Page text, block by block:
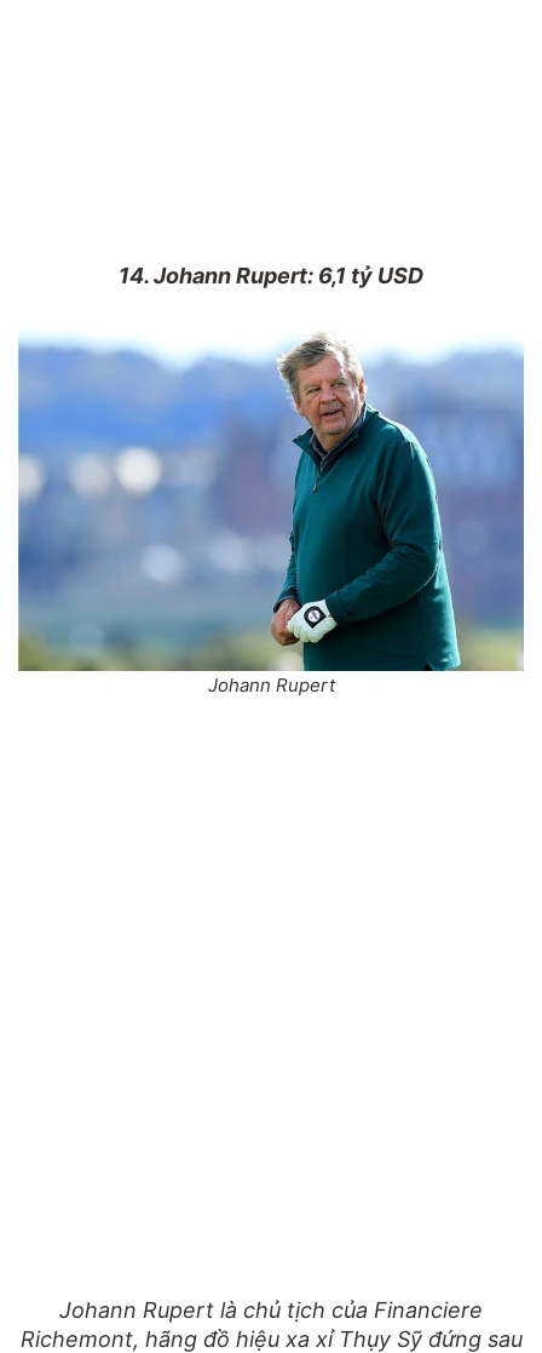
14. Johann Rupert: 6,1 tỷ USD
Johann Rupert
Johann Rupert là chủ tịch của Financiere
Richemont, hãng đồ hiệu xa xỉ Thụy Sỹ đứng sau